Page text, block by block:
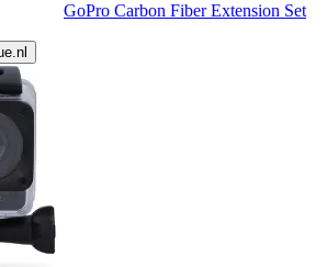
GoPro Carbon Fiber Extension Set